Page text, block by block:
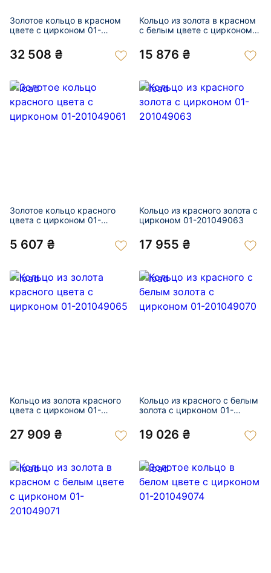
Золотое кольцо в красном
цвете с цирконом 01-
32 508 ₴
Кольцо из золота в красном
с белым цвете с цирконом
15 876 ₴
Золотое кольцо красного
цвета с цирконом 01-
5 607 ₴
Кольцо из красного золота с
цирконом 01-201049063
17 955 ₴
Кольцо из золота красного
цвета с цирконом 01-
27 909 ₴
Кольцо из красного с белым
золота с цирконом 01-
19 026 ₴